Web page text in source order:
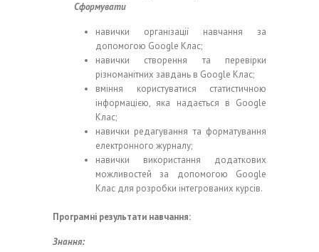
Сформувати
навички організації навчання за
допомогою Google Клас;
навички створення та перевірки
різноманітних завдань в Google Клас;
вміння користуватися статистичною
інформацією, яка надається в Google
Клас;
навички редагування та форматування
електронного журналу;
навички використання додаткових
можливостей за допомогою Google
Клас для розробки інтегрованих курсів.
Програмні результати навчання:
Знання: